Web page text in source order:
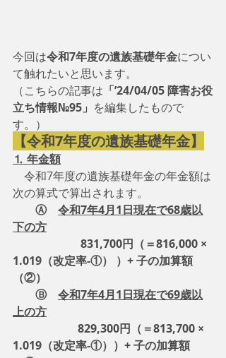
今回は令和7年度の遺族基礎年金につい
て触れたいと思います。
（こちらの記事は 「’24/04/05 障害お役
立ち情報№95」 を編集したもので
す。）
【令和7年度の遺族基礎年金】
⒈ 年金額
令和7年度の遺族基礎年金の年金額は
次の算式で算出されます。
Ⓐ 令和7年4月1日現在で68歳以
下の方
831,700円（＝816,000 ×
1.019（改定率-①） ）+ 子の加算額
（②）
Ⓑ 令和7年4月1日現在で69歳以
上の方
829,300円（＝813,700 ×
1.019（改定率-①））+ 子の加算額